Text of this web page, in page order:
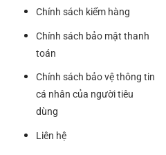
Chính sách kiểm hàng
Chính sách bảo mật thanh
toán
Chính sách bảo vệ thông tin
cá nhân của người tiêu
dùng
Liên hệ